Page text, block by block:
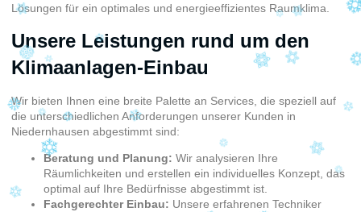
Lösungen für ein optimales und energieeffizientes Raumklima.
Unsere Leistungen rund um den
Klimaanlagen-Einbau
Wir bieten Ihnen eine breite Palette an Services, die speziell auf
die unterschiedlichen Anforderungen unserer Kunden in
Niedernhausen abgestimmt sind:
Beratung und Planung: Wir analysieren Ihre
Räumlichkeiten und erstellen ein individuelles Konzept, das
optimal auf Ihre Bedürfnisse abgestimmt ist.
Fachgerechter Einbau: Unsere erfahrenen Techniker